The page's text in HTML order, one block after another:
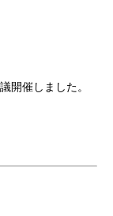
開催しました。